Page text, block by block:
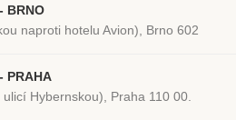
BRNO
naproti hotelu Avion), Brno 602
PRAHA
Hybernskou), Praha 110 00.